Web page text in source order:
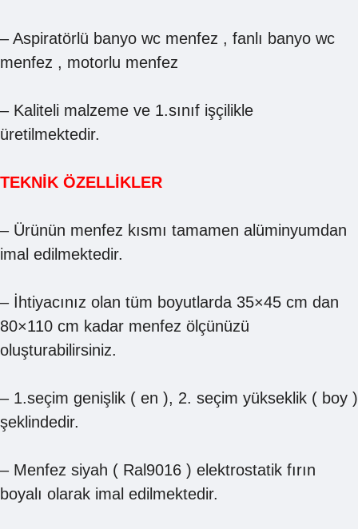
– Aspiratörlü banyo wc menfez , fanlı banyo wc
menfez , motorlu menfez
– Kaliteli malzeme ve 1.sınıf işçilikle
üretilmektedir.
TEKNİK ÖZELLİKLER
– Ürünün menfez kısmı tamamen alüminyumdan
imal edilmektedir.
– İhtiyacınız olan tüm boyutlarda 35×45 cm dan
80×110 cm kadar menfez ölçünüzü
oluşturabilirsiniz.
– 1.seçim genişlik ( en ), 2. seçim yükseklik ( boy )
şeklindedir.
– Menfez siyah ( Ral9016 ) elektrostatik fırın
boyalı olarak imal edilmektedir.